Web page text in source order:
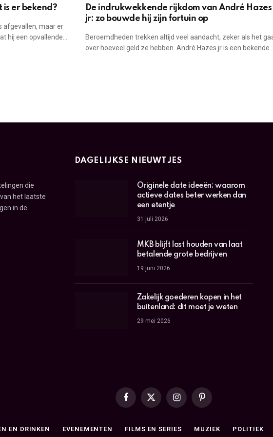
is er bekend?
afgevallen, maar er
hij een opvallende…
De indrukwekkende rijkdom van André Hazes
jr: zo bouwde hij zijn fortuin op
Beroemdheden trekken altijd veel aandacht, zeker als het
over hoeveel geld ze hebben. André Hazes jr is een
die
het laatste
in de
DAGELIJKSE NIEUWTJES
Originele date ideeën: waarom
actieve dates beter werken dan
een etentje
31 juli 2026
MKB blijft last houden van laat
betalende grote bedrijven
19 juni 2026
Zakelijk goederen kopen in het
buitenland: dit moet je weten
29 mei 2026
Facebook
X
InstagramPinterest
EN DRINKEN EVENEMENTEN FILMS EN SERIES MUZIEK POLITIEK